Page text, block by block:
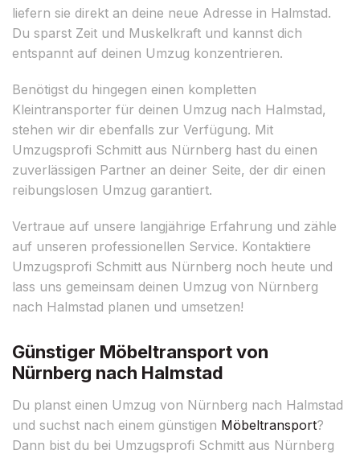
liefern sie direkt an deine neue Adresse in Halmstad.
Du sparst Zeit und Muskelkraft und kannst dich
entspannt auf deinen Umzug konzentrieren.
Benötigst du hingegen einen kompletten
Kleintransporter für deinen Umzug nach Halmstad,
stehen wir dir ebenfalls zur Verfügung. Mit
Umzugsprofi Schmitt aus Nürnberg hast du einen
zuverlässigen Partner an deiner Seite, der dir einen
reibungslosen Umzug garantiert.
Vertraue auf unsere langjährige Erfahrung und zähle
auf unseren professionellen Service. Kontaktiere
Umzugsprofi Schmitt aus Nürnberg noch heute und
lass uns gemeinsam deinen Umzug von Nürnberg
nach Halmstad planen und umsetzen!
Günstiger Möbeltransport von
Nürnberg nach Halmstad
Du planst einen Umzug von Nürnberg nach Halmstad
und suchst nach einem günstigen Möbeltransport?
Dann bist du bei Umzugsprofi Schmitt aus Nürnberg